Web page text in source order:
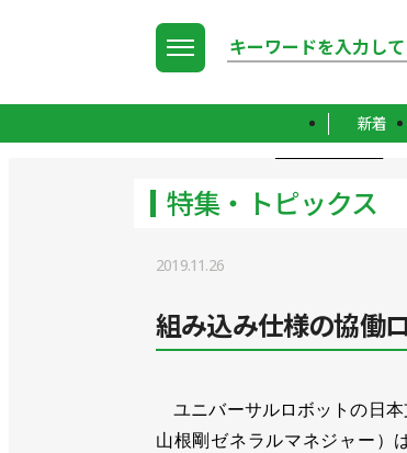
新着
特集・トピックス
2019.11.26
組み込み仕様の協働
ユニバーサルロボットの日本
山根剛ゼネラルマネジャー）